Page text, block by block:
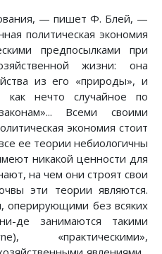
— пишет Ф. Блей, —
политическая экономия
предпосылками при
жизни: она
из его «природы», и
как нечто случайное по
Всеми своими
экономия стоит
ее теории небиологичны
никакой ценности для
на чем они строят свои
эти теории являются.
оперирующими без всяких
де занимаются такими
«практическими»,